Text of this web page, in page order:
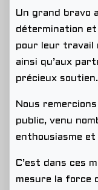
Un grand bravo
détermination et
pour leur travail
ainsi qu’aux
précieux soutien.
Nous
public, venu
enthousiasme et
C’est dans ces
mesure la force